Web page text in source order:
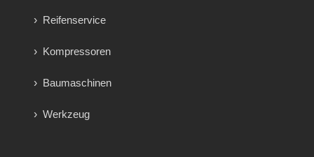
Reifenservice
Kompressoren
Baumaschinen
Werkzeug